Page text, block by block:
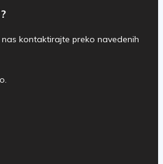
kontaktirajte preko navedenih